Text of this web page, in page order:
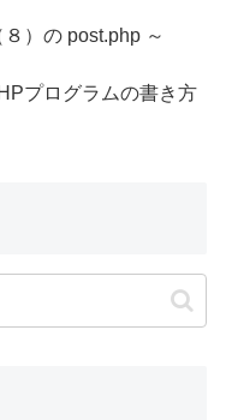
）の post.php ～
プログラムの書き方